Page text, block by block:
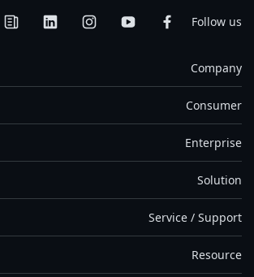
Follow us
Company
Consumer
Enterprise
Solution
Service / Support
Resource